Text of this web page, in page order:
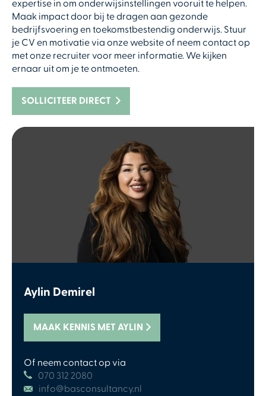
expertise in om onderwijsinstellingen vooruit te helpen.
Maak impact door bij te dragen aan gezonde
bedrijfsvoering en toekomstbestendig onderwijs. Stuur
je CV en motivatie via onze website of neem contact op
met onze recruiter voor meer informatie. We kijken
ernaar uit om je te ontmoeten.
SOLLICITEER DIRECT
Aylin Demirel
MAAK KENNIS MET AYLIN
Of neem contact op via
070 312 2080
info@basconsultancy.nl